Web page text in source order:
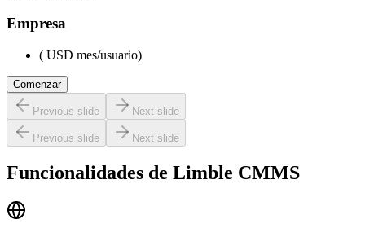
Empresa
( USD mes/usuario)
Comenzar
Previous slide Next slide
Previous slide Next slide
Funcionalidades de Limble CMMS